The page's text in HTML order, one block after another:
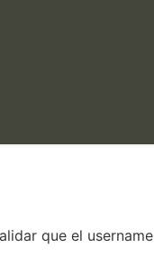
que el username